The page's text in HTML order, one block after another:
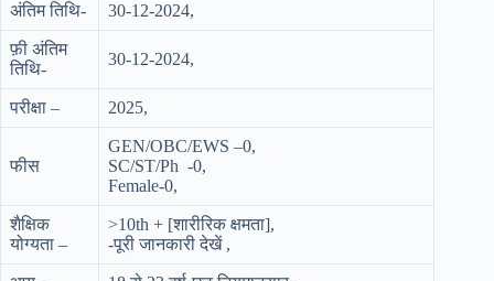
अंतिम तिथि- 30-12-2024,
फ़ी अंतिम
तिथि-
30-12-2024,
परीक्षा – 2025,
फीस
GEN/OBC/EWS –0,
SC/ST/Ph -0,
Female-0,
शैक्षिक
योग्यता –
>10th + [शारीरिक क्षमता],
-पूरी जानकारी देखें ,